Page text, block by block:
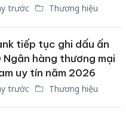
trước Thương hiệu
tiếp tục ghi dấu ấn
Ngân hàng thương mại
uy tín năm 2026
trước Thương hiệu